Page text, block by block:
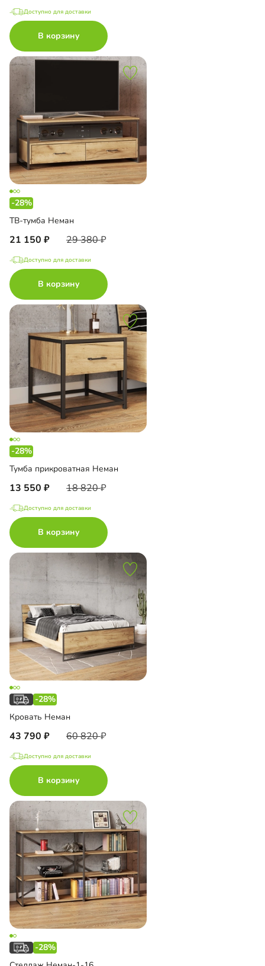
Доступно для доставки
В корзину
-28%
ТВ-тумба Неман
21 150 29 380
Доступно для доставки
В корзину
-28%
Тумба прикроватная Неман
13 550 18 820
Доступно для доставки
В корзину
-28%
Кровать Неман
43 790 60 820
Доступно для доставки
В корзину
-28%